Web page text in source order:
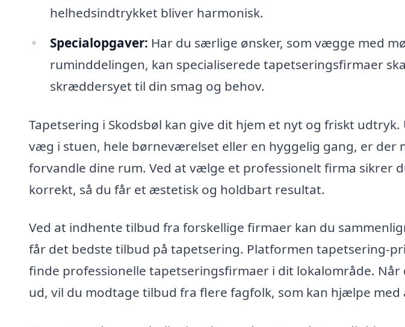
helhedsindtrykket bliver harmonisk.
Specialopgaver: Har du særlige ønsker, som vægge med
ruminddelingen, kan specialiserede tapetseringsfirmaer
skræddersyet til din smag og behov.
Tapetsering i Skodsbøl kan give dit hjem et nyt og friskt
væg i stuen, hele børneværelset eller en hyggelig gang, er der
forvandle dine rum. Ved at vælge et professionelt firma sikrer
korrekt, så du får et æstetisk og holdbart resultat.
Ved at indhente tilbud fra forskellige firmaer kan du
får det bedste tilbud på tapetsering. Platformen tapetsering-
finde professionelle tapetseringsfirmaer i dit lokalområde.
ud, vil du modtage tilbud fra flere fagfolk, som kan hjælpe med